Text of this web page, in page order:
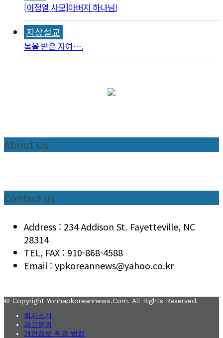
[이정열 사모]아버지 하나님!
지상설교
복을 받은 자여….
About Us
Contact us
Address : 234 Addison St. Fayetteville, NC
28314
TEL, FAX : 910-868-4588
Email : ypkoreannews@yahoo.co.kr
© Copyright Yonhapkoreannews.com. All Rights Reserved.
회사소개
광고문의
개인정보 취급 방침